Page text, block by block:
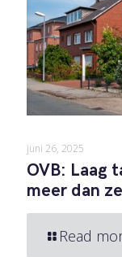
juni 26, 2025
OVB: Laag
meer dan
Read